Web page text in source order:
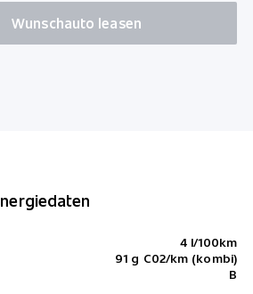
Wunschauto leasen
4 l/100km
91 g C02/km (kombi)
B